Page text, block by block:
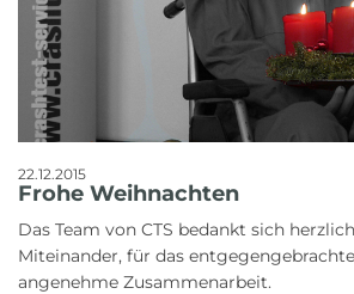
22.12.2015
Frohe Weihnachten
Das Team von CTS bedankt sich
Miteinander, für das
angenehme Zusammenarbeit.